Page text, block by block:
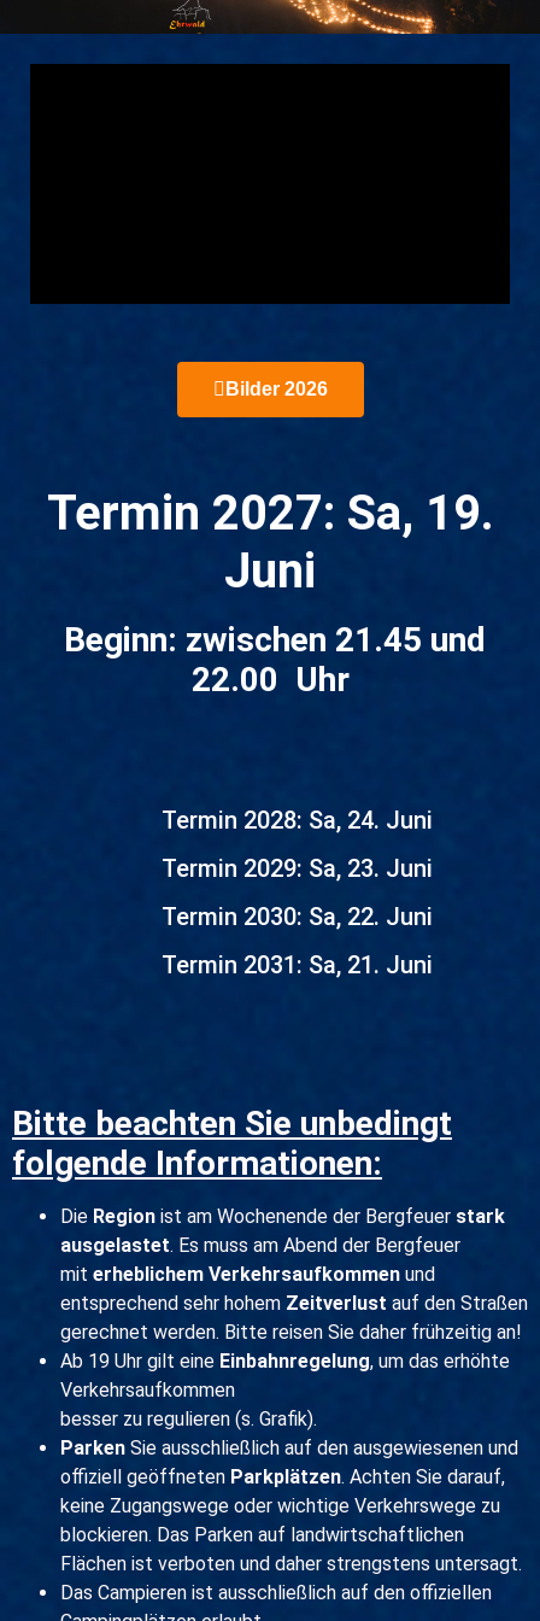
Bilder 2026
Termin 2027: Sa, 19.
Juni
Beginn: zwischen 21.45 und
22.00 Uhr
Termin 2028: Sa, 24. Juni
Termin 2029: Sa, 23. Juni
Termin 2030: Sa, 22. Juni
Termin 2031: Sa, 21. Juni
Bitte beachten Sie unbedingt
folgende Informationen:
Die Region ist am Wochenende der Bergfeuer stark
ausgelastet. Es muss am Abend der Bergfeuer
mit erheblichem Verkehrsaufkommen und
entsprechend sehr hohem Zeitverlust auf den Straßen
gerechnet werden. Bitte reisen Sie daher frühzeitig an!
Ab 19 Uhr gilt eine Einbahnregelung, um das erhöhte
Verkehrsaufkommen
besser zu regulieren (s. Grafik).
Parken Sie ausschließlich auf den ausgewiesenen und
offiziell geöffneten Parkplätzen. Achten Sie darauf,
keine Zugangswege oder wichtige Verkehrswege zu
blockieren. Das Parken auf landwirtschaftlichen
Flächen ist verboten und daher strengstens untersagt.
Das Campieren ist ausschließlich auf den offiziellen